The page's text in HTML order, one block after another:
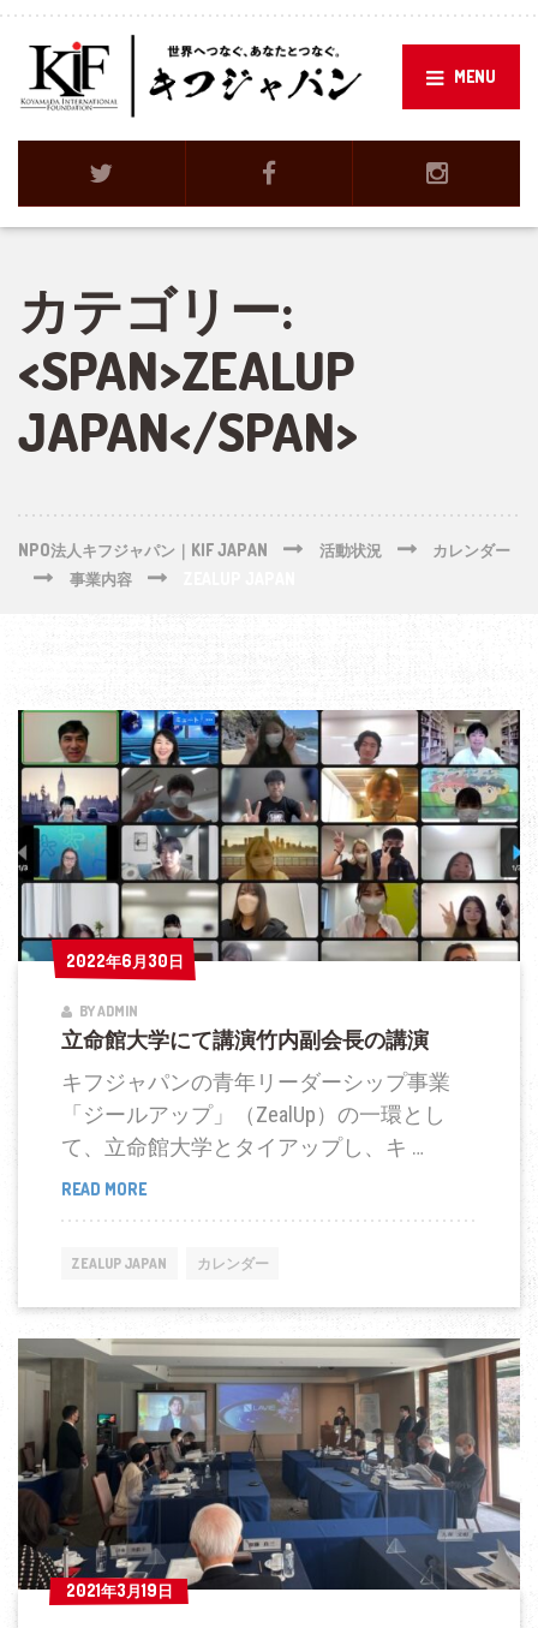
MENU
カテゴリー:
<SPAN>ZEALUP
JAPAN</SPAN>
NPO法人キフジャパン｜KIF JAPAN 活動状況
カレンダー
事業内容
2022年6月30日
2022年6月30日
BY ADMIN
立命館大学にて講演竹内副会長の講演
キフジャパンの青年リーダーシップ事業
「ジールアップ」（ZealUp）の一環とし
て、立命館大学とタイアップし、キ …
READ MORE立
命
館
に
て
講
演
竹
副
会
長
ZEALUP JAPAN カレンダー
2021年3月19日
2021年3月19日